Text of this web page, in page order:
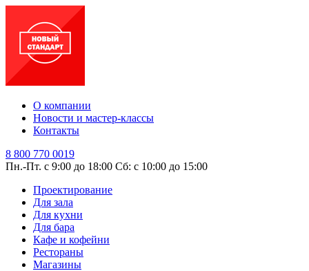
О компании
Новости и мастер-классы
Контакты
8 800 770 0019
Пн.-Пт. с 9:00 до 18:00 Сб: с 10:00 до 15:00
Проектирование
Для зала
Для кухни
Для бара
Кафе и кофейни
Рестораны
Магазины